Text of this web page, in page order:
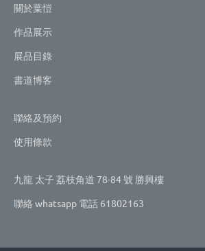
關於葉愷
作品展示
展品目錄
書道博客
聯絡及預約
使用條款
九龍 太子 荔枝角道 78-84 號 勝興樓
聯絡 whatsapp 電話 61802163